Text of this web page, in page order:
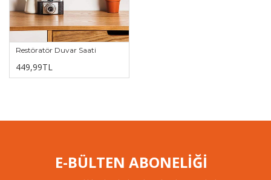
Restöratör Duvar Saati
449,99TL
E-BÜLTEN ABONELİĞİ